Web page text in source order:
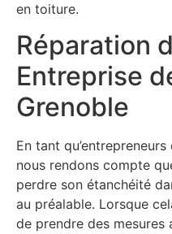
en toiture.
Réparation
Entreprise
Grenoble
En tant
nous rendons compte
perdre son étanchéité
au préalable. Lorsque
de prendre des mesures